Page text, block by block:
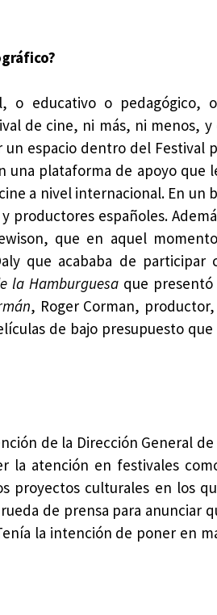
o educativo o pedagógico,
de cine, ni más, ni menos,
espacio dentro del Festival
una plataforma de apoyo que
a nivel internacional. En un
productores españoles.
que en aquel
que acababa de participar
la Hamburguesa que
, Roger Corman,
de bajo presupuesto
de la Dirección General
la atención en festivales
proyectos culturales en los
de prensa para anunciar
la intención de poner en